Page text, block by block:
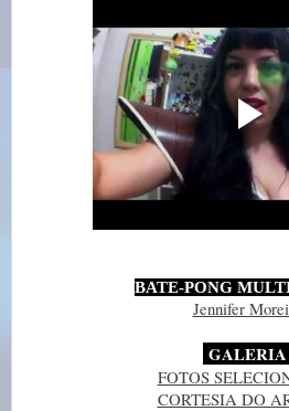
BATE-PONG
Jennifer
GALERIA
FOTOS
CORTESIA DO